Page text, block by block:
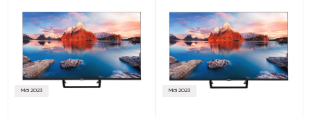
Mới 2023 Mới 2023